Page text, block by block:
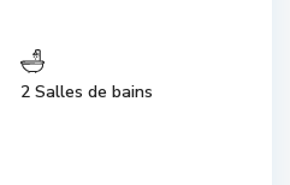
2 Salles de bains